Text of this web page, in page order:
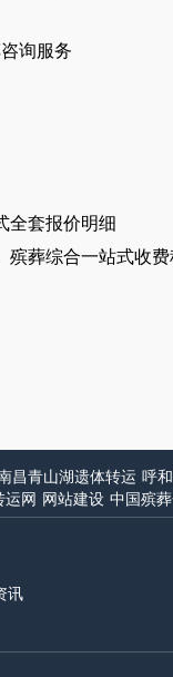
询服务
全套报价明细
殡葬综合一站式收
昌青山湖遗体转运 呼
运网 网站建设 中国殡
讯